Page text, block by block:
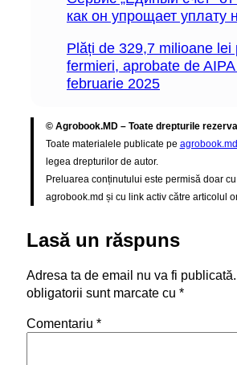
как он упрощает уплату
Plăți de 329,7 milioane lei
fermieri, aprobate de
februarie 2025
© Agrobook.MD – Toate drepturile
Toate materialele publicate pe agrobook.md
legea drepturilor de autor.
Preluarea conținutului este permisă doar
agrobook.md și cu link activ către articolul
Lasă un răspuns
Adresa ta de email nu va fi publicată.
obligatorii sunt marcate cu *
Comentariu *